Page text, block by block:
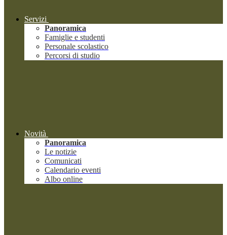
Servizi
Panoramica
Famiglie e studenti
Personale scolastico
Percorsi di studio
Novità
Panoramica
Le notizie
Comunicati
Calendario eventi
Albo online